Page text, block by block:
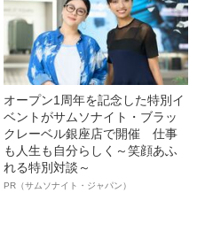
オープン1周年を記念した特別イ
ベントがサムソナイト・ブラッ
クレーベル銀座店で開催 仕事
も人生も自分らしく～笑顔あふ
れる特別対談～
PR（サムソナイト・ジャパン）